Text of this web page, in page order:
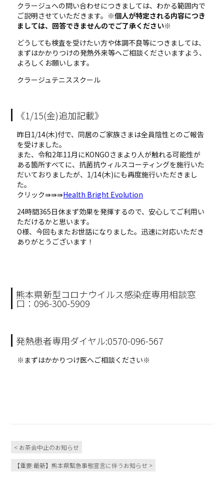
クラージュへの問い合わせにつきましては、わかる範囲内で
ご説明させていただきます。 ※個人が特定される内容につき
ましては、回答できませんのでご了承ください※
どうしても検査を受けたい方や体調不良等につきましては、
まずはかかりつけの発熱外来等へご相談くださいますよう、
よろしくお願いします。
クラージュテニススクール
《1/15(金)追加記載》
昨日1/14(木)付で、同居のご家族さまは全員陰性とのご報告
を受けました。
また、令和2年11月にKONGOさまより人が触れる可能性が
ある箇所すべてに、抗菌抗ウィルスコーティングを施行いた
だいておりましたが、1/14(木)にも再度施行いただきまし
た。
クリック⇛⇛⇛Health Bright Evolution
24時間365日休まず効果を発揮するので、安心してご利用い
ただけるかと思います。
O様、今回もまたお世話になりました。迅速に対応いただき
ありがとうございます！
熊本県新型コロナウイルス感染症専用相談窓
口：096-300-5909
発熱患者専用ダイヤル:0570-096-567
※まずはかかりつけ医へご相談ください※
< お茶会中止のお知らせ
【重要:最新】熊本県緊急事態宣言に伴うお知らせ >